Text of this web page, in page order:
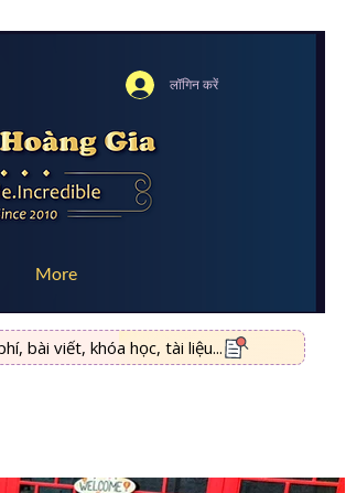
लॉगिन करें
More
bài viết, khóa học, tài liệu...